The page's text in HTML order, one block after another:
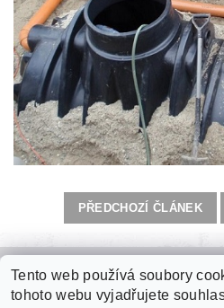
PŘEDCHOZÍ ČLÁNEK
Zámková dlažba | Plastové palubky |
Fasádní polystyren |
Tento web používá soubory
tohoto webu vyjadřujete